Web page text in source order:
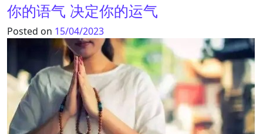
你的语气 决定你的运气
Posted on 15/04/2023